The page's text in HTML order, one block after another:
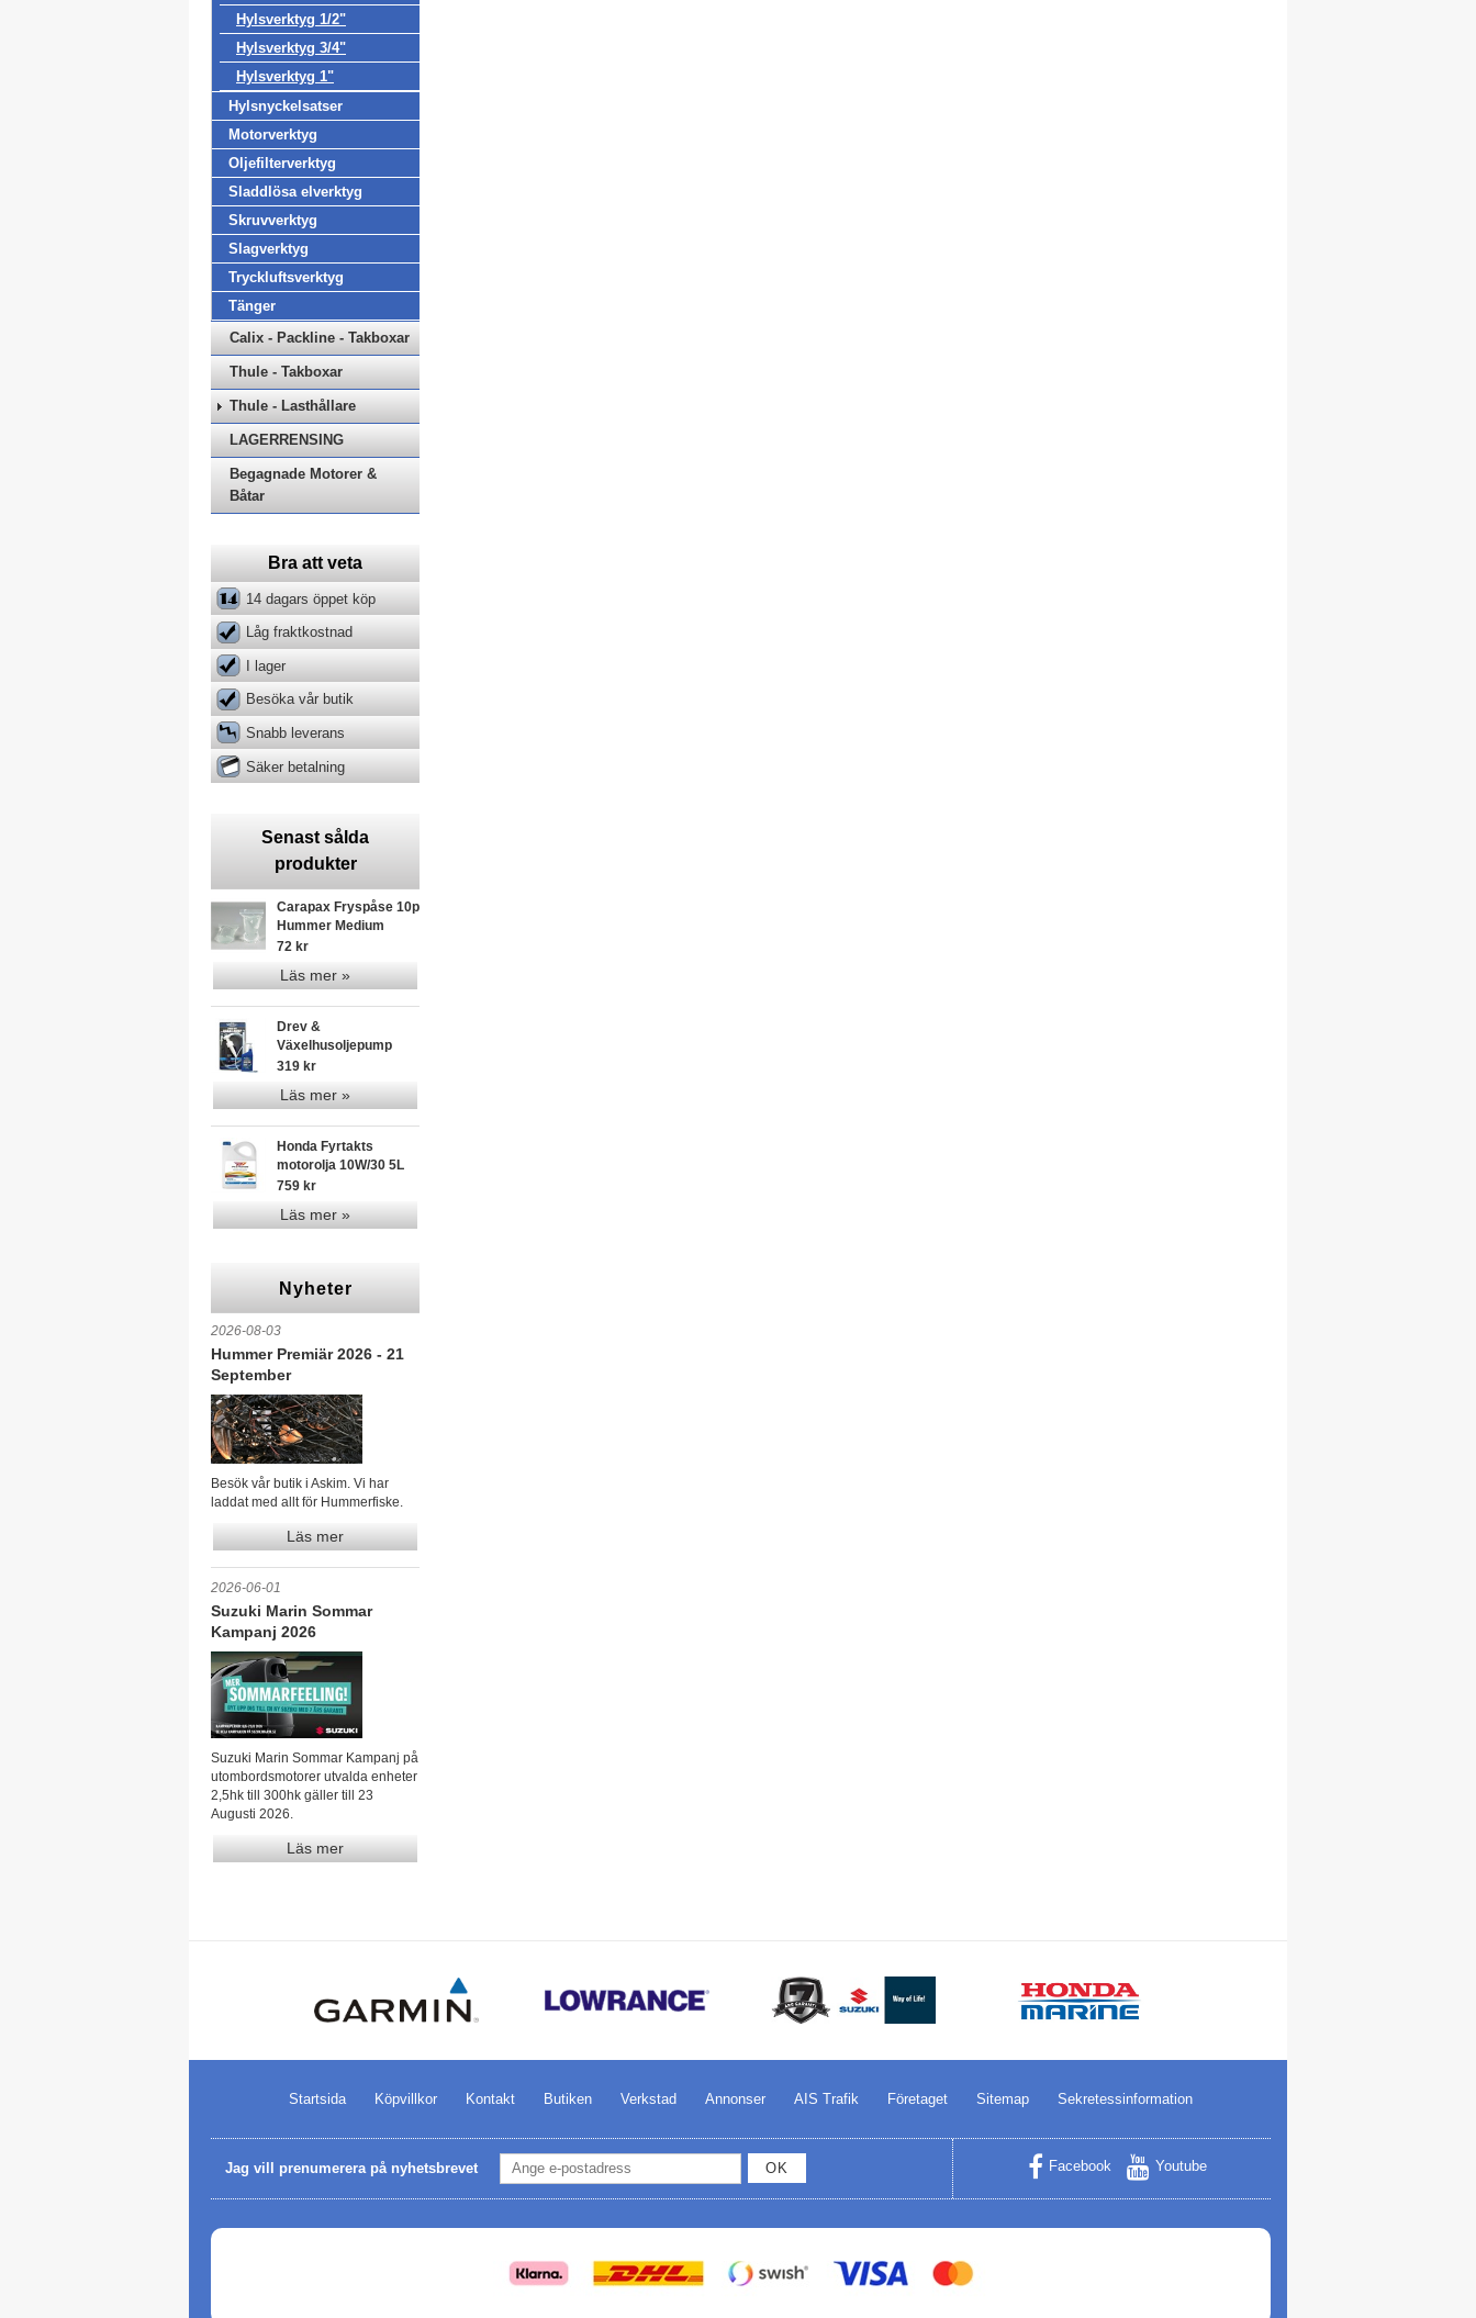
Hylsverktyg 1/2"
Hylsverktyg 3/4"
Hylsverktyg 1"
Hylsnyckelsatser
Motorverktyg
Oljefilterverktyg
Sladdlösa elverktyg
Skruvverktyg
Slagverktyg
Tryckluftsverktyg
Tänger
Calix - Packline - Takboxar
Thule - Takboxar
Thule - Lasthållare
LAGERRENSING
Begagnade Motorer &
Båtar
Bra att veta
14 dagars öppet köp
Låg fraktkostnad
I lager
Besöka vår butik
Snabb leverans
Säker betalning
Senast sålda
produkter
Carapax Fryspåse 10p
Hummer Medium
72 kr
Läs mer »
Drev &
Växelhusoljepump
319 kr
Läs mer »
Honda Fyrtakts
motorolja 10W/30 5L
759 kr
Läs mer »
Nyheter
2026-08-03
Hummer Premiär 2026 - 21
September
Besök vår butik i Askim. Vi har
laddat med allt för Hummerfiske.
Läs mer
2026-06-01
Suzuki Marin Sommar
Kampanj 2026
Suzuki Marin Sommar Kampanj på
utombordsmotorer utvalda enheter
2,5hk till 300hk gäller till 23
Augusti 2026.
Läs mer
Startsida Köpvillkor Kontakt Butiken Verkstad Annonser AIS Trafik Företaget Sitemap Sekretessinformation
Jag vill prenumerera på nyhetsbrevet OK Facebook Youtube